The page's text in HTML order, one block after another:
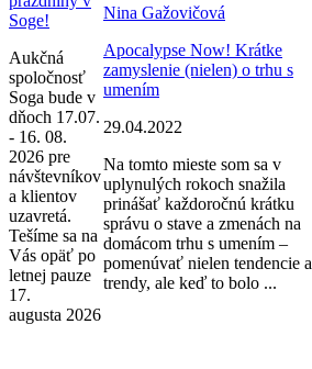
Soge!
Aukčná
spoločnosť
Soga bude v
dňoch 17.07.
- 16. 08.
2026 pre
návštevníkov
a klientov
uzavretá.
Tešíme sa na
Vás opäť po
letnej pauze
17.
augusta 2026
Nina Gažovičová
Apocalypse Now! Krátke
zamyslenie (nielen) o trhu s
umením
29.04.2022
Na tomto mieste som sa v
uplynulých rokoch snažila
prinášať každoročnú krátku
správu o stave a zmenách na
domácom trhu s umením –
pomenúvať nielen tendencie a
trendy, ale keď to bolo ...